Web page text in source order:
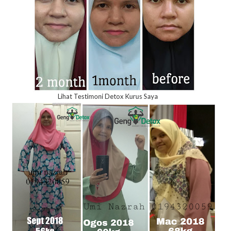
Lihat Testimoni Detox Kurus Saya